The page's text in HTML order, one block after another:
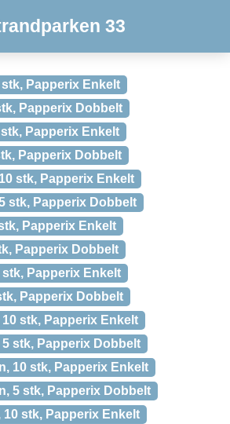
33
stk, Papperix Enkelt
Papperix Dobbelt
Papperix Enkelt
Papperix Dobbelt
stk, Papperix Enkelt
stk, Papperix Dobbelt
Papperix Enkelt
Papperix Dobbelt
stk, Papperix Enkelt
Papperix Dobbelt
10 stk, Papperix Enkelt
5 stk, Papperix Dobbelt
10 stk, Papperix Enkelt
5 stk, Papperix Dobbelt
10 stk, Papperix Enkelt